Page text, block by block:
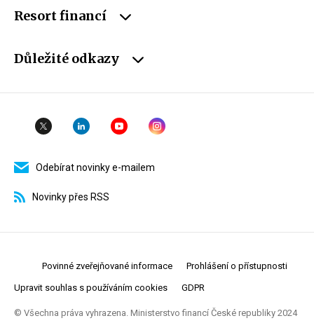
Resort financí
Důležité odkazy
Odebírat novinky e-mailem
Novinky přes RSS
Povinné zveřejňované informace Prohlášení o přístupnosti
Upravit souhlas s používáním cookies GDPR
© Všechna práva vyhrazena. Ministerstvo financí České republiky 2024